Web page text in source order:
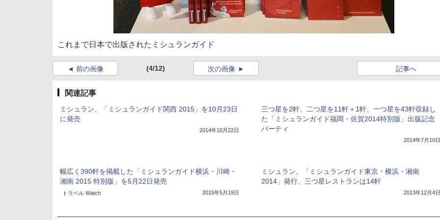
これまで日本で出版されたミシュランガイド
前の画像 (4/12) 記事へ
次の画像
関連記事
ミシュラン、「ミシュランガイド関西 2015」を10月23日
に発売
2014年10月22日
三つ星を2軒、二つ星を11軒＋1軒、一つ星を43軒収録し
た「ミシュランガイド福岡・佐賀2014特別版」出版記念
パーティ
2014年7月10日
幅広く390軒を掲載した「ミシュランガイド横浜・川崎・
湘南 2015 特別版」を5月22日発売
トラベル Watch 2015年5月19日
ミシュラン、「ミシュランガイド東京・横浜・湘南
2014」発行、三つ星レストランは14軒
2013年12月4日